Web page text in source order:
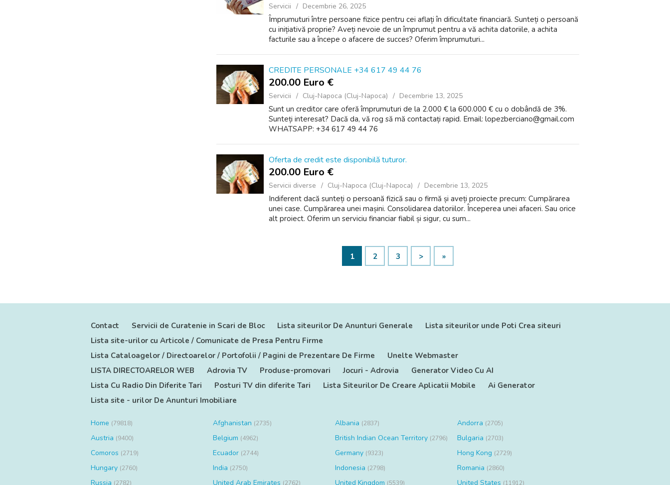
Servicii Decembrie 26, 2025
Împrumuturi între persoane fizice pentru cei aflați în dificultate financiară. Sunteți o persoană
cu inițiativă proprie? Aveți nevoie de un împrumut pentru a vă achita datoriile, a achita
facturile sau a începe o afacere de succes? Oferim împrumuturi...
CREDITE PERSONALE +34 617 49 44 76
200.00 Euro €
Servicii Cluj-Napoca (Cluj-Napoca) Decembrie 13, 2025
Sunt un creditor care oferă împrumuturi de la 2.000 € la 600.000 € cu o dobândă de 3%.
Sunteți interesat? Dacă da, vă rog să mă contactați rapid. Email: lopezberciano@gmail.com
WHATSAPP: +34 617 49 44 76
Oferta de credit este disponibilă tuturor.
200.00 Euro €
Servicii diverse Cluj-Napoca (Cluj-Napoca) Decembrie 13, 2025
Indiferent dacă sunteți o persoană fizică sau o firmă și aveți proiecte precum: Cumpărarea
unei case. Cumpărarea unei mașini. Consolidarea datoriilor. Începerea unei afaceri. Sau orice
alt proiect. Oferim un serviciu financiar fiabil și sigur, cu sum...
1 2 3 > »
Contact Servicii de Curatenie in Scari de Bloc Lista siteurilor De Anunturi Generale
Lista siteurilor unde Poti Crea siteuri
Lista site-urilor cu Articole / Comunicate de Presa Pentru Firme
Lista Cataloagelor / Directoarelor / Portofolii / Pagini de Prezentare De Firme
Unelte Webmaster
LISTA DIRECTOARELOR WEB
Adrovia TV Produse-promovari Jocuri - Adrovia
Generator Video Cu AI
Lista Cu Radio Din Diferite Tari
Posturi TV din diferite Tari Lista Siteurilor De Creare Aplicatii Mobile
Ai Generator
Lista site - urilor De Anunturi Imobiliare
Home (79818) Afghanistan (2735) Albania (2837) Andorra (2705)
Austria (9400) Belgium (4962) British Indian Ocean Territory (2796) Bulgaria (2703)
Comoros (2719) Ecuador (2744) Germany (9323) Hong Kong (2729)
Hungary (2760) India (2750) Indonesia (2798) Romania (2860)
Russia (2782) United Arab Emirates (2762) United Kingdom (5539) United States (11912)